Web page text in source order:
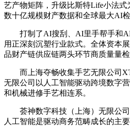
艺产物矩阵，升级比斯特Life小法
数十亿规模财产数据和全球最大AI
打制了AI搜刮、AI里手帮手和AI
用正深刻沉塑行业款式。全体资本
品财产链供应链两头环节商质量量检
而上海夺畅收集手艺无限公司
无限公司以人工智能驱动跨境数字
和机械进修手艺相连系。
荟神数字科技（上海）无限公司
人工智能是驱动商务范畴成长的主